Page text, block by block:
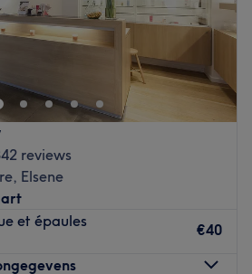
est un centre de beauté et
conviviale et décontractée. Néné,
vous accueille avec le
une large gamme de
beauté et bien-être.
proche :
minutes à pied de l'arrêt de bus
reviews
Elsene
et épaules
€40